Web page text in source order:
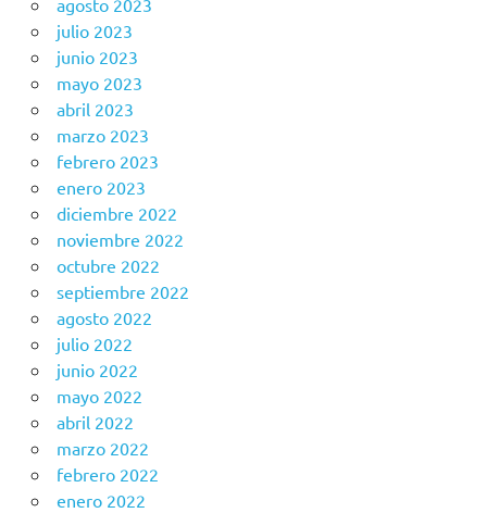
agosto 2023
julio 2023
junio 2023
mayo 2023
abril 2023
marzo 2023
febrero 2023
enero 2023
diciembre 2022
noviembre 2022
octubre 2022
septiembre 2022
agosto 2022
julio 2022
junio 2022
mayo 2022
abril 2022
marzo 2022
febrero 2022
enero 2022